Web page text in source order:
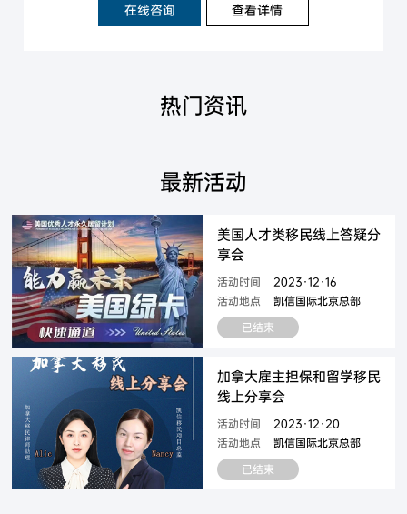
在线咨询 查看详情
热门资讯
最新活动
美国人才类移民线上答疑分
享会
活动时间
2023·12·16
活动地点
凯信国际北京总部
已结束
加拿大雇主担保和留学移民
线上分享会
活动时间
2023·12·20
活动地点
凯信国际北京总部
已结束